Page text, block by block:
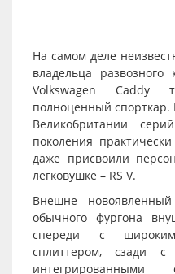
На самом деле
владельца развозного
Volkswagen Caddy
полноценный спорткар.
Великобритании
поколения
даже присвоили
легковушке – RS V.
Внешне
обычного фургона
спереди с широким
сплиттером, сзади
интегрированными